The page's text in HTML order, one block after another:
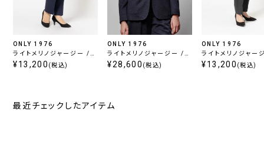
ONLY 1976
ライトメリノジャージー /
クロップドパンツ ネイビー
¥13,200 (税込)
ONLY 1976
ライトメリノジャージー /
ジャケット グレー
¥28,600 (税込)
ONLY 1976
ライトメリノジャー
クロップドパンツ グ
¥13,200 (税込)
最近チェックしたアイテム